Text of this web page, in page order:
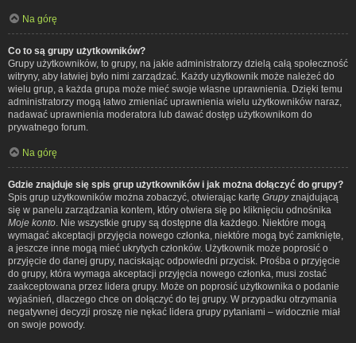
Na górę
Co to są grupy użytkowników?
Grupy użytkowników, to grupy, na jakie administratorzy dzielą całą społeczność
witryny, aby łatwiej było nimi zarządzać. Każdy użytkownik może należeć do
wielu grup, a każda grupa może mieć swoje własne uprawnienia. Dzięki temu
administratorzy mogą łatwo zmieniać uprawnienia wielu użytkowników naraz,
nadawać uprawnienia moderatora lub dawać dostęp użytkownikom do
prywatnego forum.
Na górę
Gdzie znajduje się spis grup użytkowników i jak można dołączyć do grupy?
Spis grup użytkowników można zobaczyć, otwierając kartę Grupyznajdującą
się w panelu zarządzania kontem, który otwiera się po kliknięciu odnośnika
Moje konto . Nie wszystkie grupy są dostępne dla każdego. Niektóre mogą
wymagać akceptacji przyjęcia nowego członka, niektóre mogą być zamknięte,
a jeszcze inne mogą mieć ukrytych członków. Użytkownik może poprosić o
przyjęcie do danej grupy, naciskając odpowiedni przycisk. Prośba o przyjęcie
do grupy, która wymaga akceptacji przyjęcia nowego członka, musi zostać
zaakceptowana przez lidera grupy. Może on poprosić użytkownika o podanie
wyjaśnień, dlaczego chce on dołączyć do tej grupy. W przypadku otrzymania
negatywnej decyzji proszę nie nękać lidera grupy pytaniami – widocznie miał
on swoje powody.